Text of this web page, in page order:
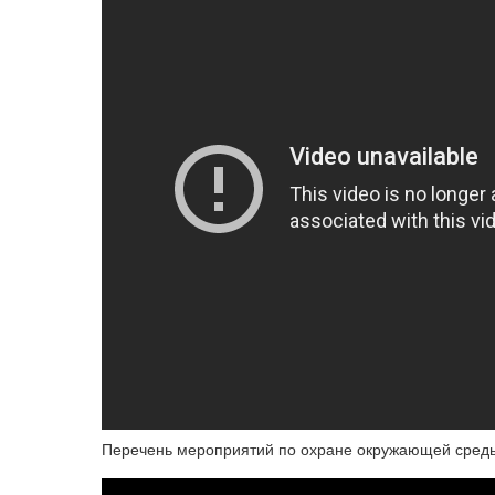
Перечень мероприятий по охране окружающей